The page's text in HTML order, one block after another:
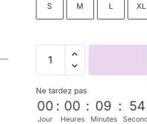
S M L XL
Ne tardez pas
00
Jour
: 00
Heures
: 09
Minutes
: 53